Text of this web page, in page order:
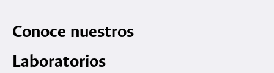
Conoce nuestros
Laboratorios